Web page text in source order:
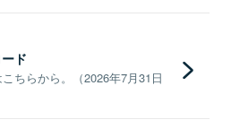
ド
ちらから。（2026年7月31日